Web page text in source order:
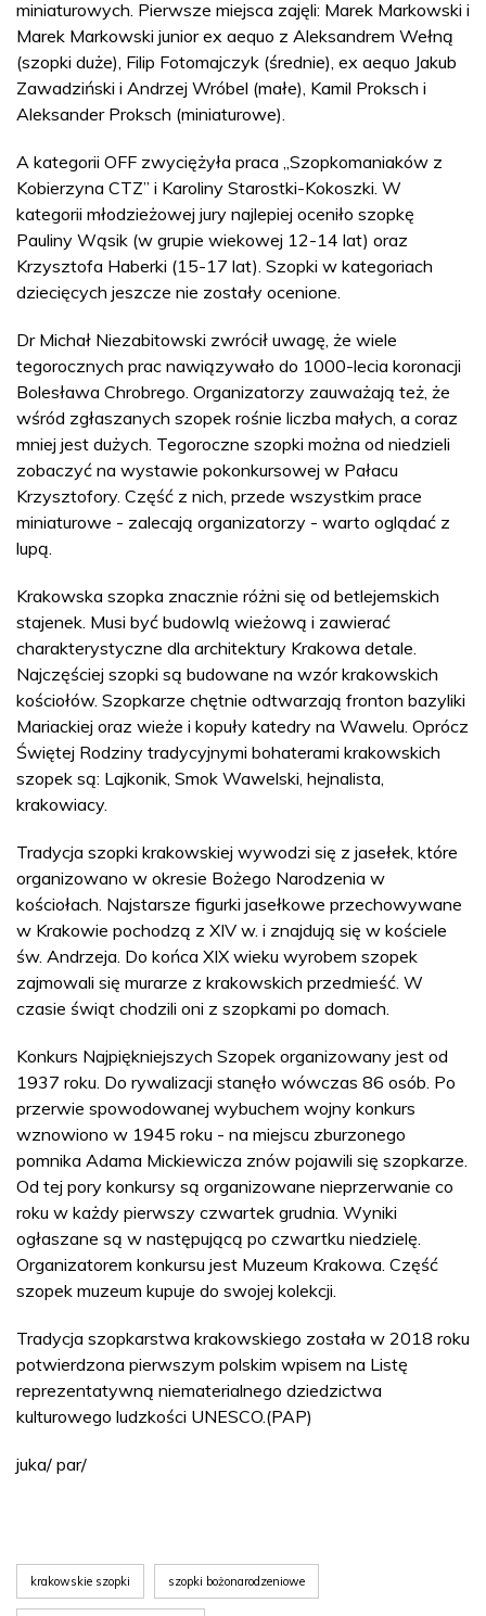
miniaturowych. Pierwsze miejsca zajęli: Marek Markowski i
Marek Markowski junior ex aequo z Aleksandrem Wełną
(szopki duże), Filip Fotomajczyk (średnie), ex aequo Jakub
Zawadziński i Andrzej Wróbel (małe), Kamil Proksch i
Aleksander Proksch (miniaturowe).
A kategorii OFF zwyciężyła praca „Szopkomaniaków z
Kobierzyna CTZ” i Karoliny Starostki-Kokoszki. W
kategorii młodzieżowej jury najlepiej oceniło szopkę
Pauliny Wąsik (w grupie wiekowej 12-14 lat) oraz
Krzysztofa Haberki (15-17 lat). Szopki w kategoriach
dziecięcych jeszcze nie zostały ocenione.
Dr Michał Niezabitowski zwrócił uwagę, że wiele
tegorocznych prac nawiązywało do 1000-lecia koronacji
Bolesława Chrobrego. Organizatorzy zauważają też, że
wśród zgłaszanych szopek rośnie liczba małych, a coraz
mniej jest dużych. Tegoroczne szopki można od niedzieli
zobaczyć na wystawie pokonkursowej w Pałacu
Krzysztofory. Część z nich, przede wszystkim prace
miniaturowe - zalecają organizatorzy - warto oglądać z
lupą.
Krakowska szopka znacznie różni się od betlejemskich
stajenek. Musi być budowlą wieżową i zawierać
charakterystyczne dla architektury Krakowa detale.
Najczęściej szopki są budowane na wzór krakowskich
kościołów. Szopkarze chętnie odtwarzają fronton bazyliki
Mariackiej oraz wieże i kopuły katedry na Wawelu. Oprócz
Świętej Rodziny tradycyjnymi bohaterami krakowskich
szopek są: Lajkonik, Smok Wawelski, hejnalista,
krakowiacy.
Tradycja szopki krakowskiej wywodzi się z jasełek, które
organizowano w okresie Bożego Narodzenia w
kościołach. Najstarsze figurki jasełkowe przechowywane
w Krakowie pochodzą z XIV w. i znajdują się w kościele
św. Andrzeja. Do końca XIX wieku wyrobem szopek
zajmowali się murarze z krakowskich przedmieść. W
czasie świąt chodzili oni z szopkami po domach.
Konkurs Najpiękniejszych Szopek organizowany jest od
1937 roku. Do rywalizacji stanęło wówczas 86 osób. Po
przerwie spowodowanej wybuchem wojny konkurs
wznowiono w 1945 roku - na miejscu zburzonego
pomnika Adama Mickiewicza znów pojawili się szopkarze.
Od tej pory konkursy są organizowane nieprzerwanie co
roku w każdy pierwszy czwartek grudnia. Wyniki
ogłaszane są w następującą po czwartku niedzielę.
Organizatorem konkursu jest Muzeum Krakowa. Część
szopek muzeum kupuje do swojej kolekcji.
Tradycja szopkarstwa krakowskiego została w 2018 roku
potwierdzona pierwszym polskim wpisem na Listę
reprezentatywną niematerialnego dziedzictwa
kulturowego ludzkości UNESCO.(PAP)
juka/ par/
krakowskie szopki szopki bożonarodzeniowe